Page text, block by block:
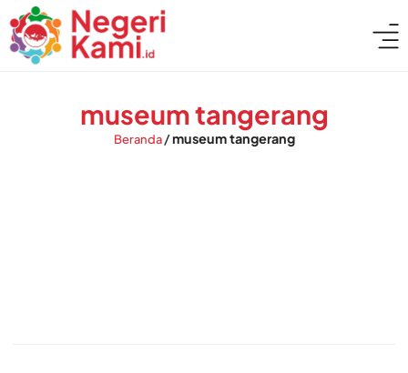
museum tangerang
Beranda/museum tangerang